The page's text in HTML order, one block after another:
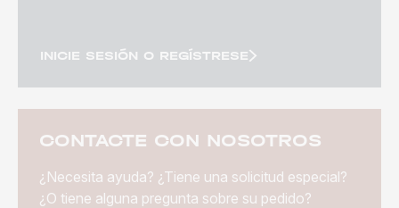
INICIE SESIÓN O REGÍSTRESE
CONTACTE CON NOSOTROS
¿Necesita ayuda? ¿Tiene una solicitud especial?
¿O tiene alguna pregunta sobre su pedido?